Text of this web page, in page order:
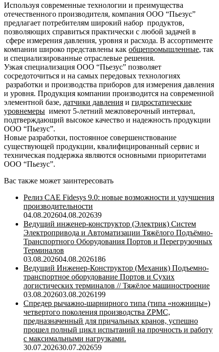
Используя современные технологии и преимущества
отечественного производителя, компания ООО “Пьезус”
предлагает потребителям широкий набор продуктов,
позволяющих справиться практически с любой задачей в
сфере измерения давления, уровня и расхода. В ассортименте
компании широко представлены как общепромышленные, так
и специализированные отраслевые решения.
Узкая специализация ООО “Пьезус” позволяет
сосредоточиться и на самых передовых технологиях
разработки и производства приборов для измерения давления
и уровня. Продукция компании производится на современной
элементной базе, датчики давления и гидростатические
уровнемеры имеют 5-летний межповерочный интервал,
подтверждающий высокое качество и надежность продукции
ООО “Пьезус”.
Новые разработки, постоянное совершенствование
существующей продукции, квалифицированный сервис и
техническая поддержка являются основными приоритетами
ООО “Пьезус”.
Вас также может заинтересовать
Релиз CAE Fidesys 9.0: новые возможности и улучшения
производительности
04.08.202604.08.202639
Ведущий инженер-конструктор (Электрик) Систем
Электропривода и Автоматизации Тяжёлого Подъёмно-
Транспортного Оборудования Портов и Перегрузочных
Терминалов
03.08.202604.08.2026186
Ведущий Инженер-Конструктор (Механик) Подъемно-
транспортное оборудование Портов и Сухих
логистических терминалов // Тяжёлое машиностроение
03.08.202603.08.2026199
Спредер рычажно-шарнирного типа (типа «ножницы»)
четвертого поколения производства ZPMC,
предназначенный для причальных кранов, успешно
прошел полный цикл испытаний на прочность и работу
с максимальными нагрузками.
30.07.202630.07.202659